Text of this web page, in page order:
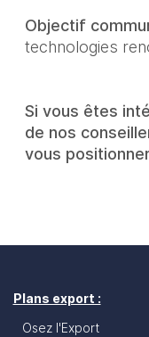
Objectif
technologies
Si vous êtes
de nos
vous
Plans export :
Osez l'Export